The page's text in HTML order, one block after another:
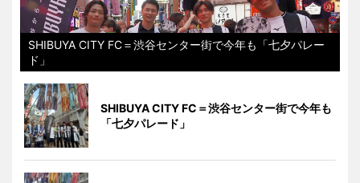
SHIBUYA CITY FC＝渋谷センター街で今年も「七夕パレー
ド」
SHIBUYA CITY FC＝渋谷センター街で今年も
「七夕パレード」